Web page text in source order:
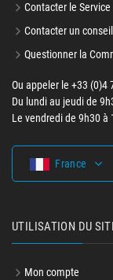
Contacter le
Contacter un
Questionner la
Ou appeler le +33 (0)4
Du lundi au jeudi de
Le vendredi de 9h30 à
France
UTILISATION DU
Mon compte